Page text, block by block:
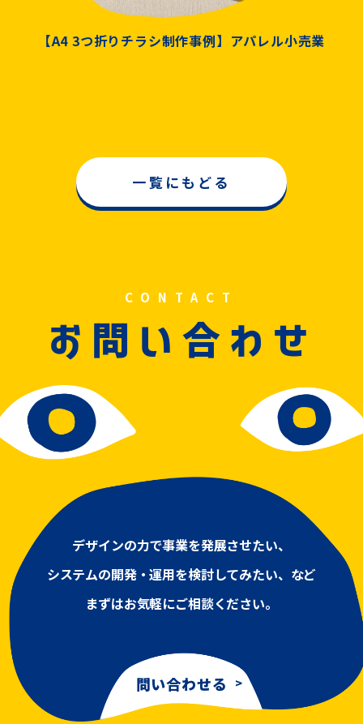
【A4 3つ折りチラシ制作事例】アパレル小売業
一覧にもどる
CONTACT
お 問 い 合 わせ
デザインの力で事業を発展させたい、
システムの開発・運用を検討してみたい、など
まずはお気軽にご相談ください。
問い合わせる